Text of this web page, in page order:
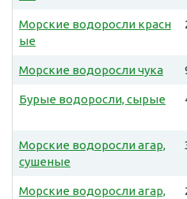
Морские водоросли красн
ые
Морские водоросли чука
Бурые водоросли, сырые
Морские водоросли агар,
сушеные
Морские водоросли агар,